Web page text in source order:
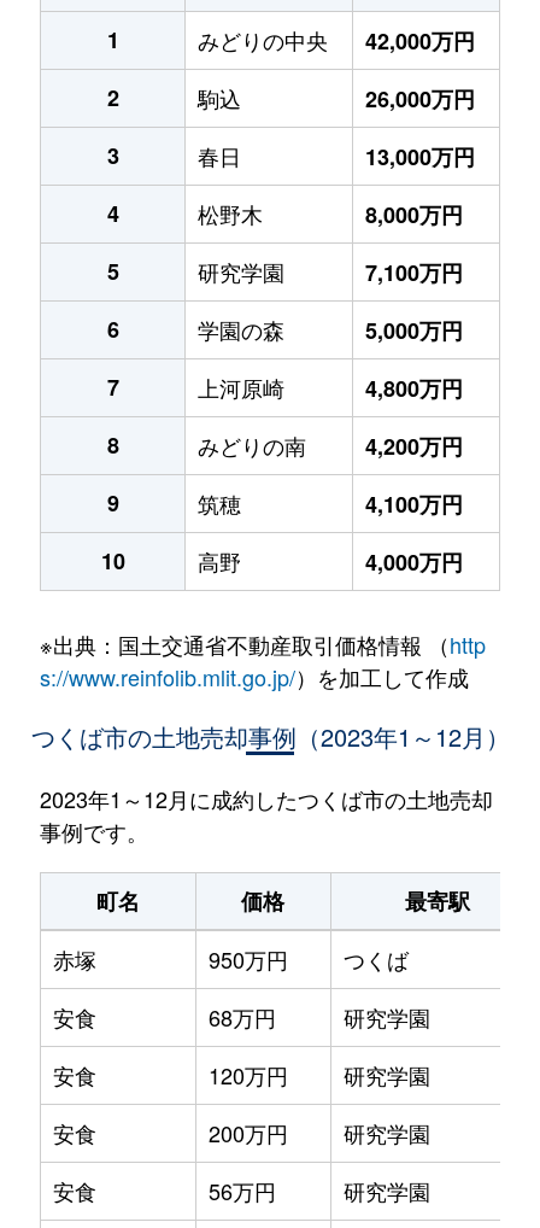
1
みどりの中央
42,000万円
2
駒込
26,000万円
3
春日
13,000万円
4
松野木
8,000万円
5
研究学園
7,100万円
6
学園の森
5,000万円
7
上河原崎
4,800万円
8
みどりの南
4,200万円
9
筑穂
4,100万円
10
高野 4,000万円
※出典：国土交通省不動産取引価格情報 （http
s://www.reinfolib.mlit.go.jp/）を加工して作成
つくば市の土地売却事例（2023年1～12月）
2023年1～12月に成約したつくば市の土地売却
事例です。
町名 価格
最寄駅
赤塚
950万円
つくば
安食
68万円
研究学園
安食
120万円
研究学園
安食
200万円
研究学園
安食
56万円
研究学園